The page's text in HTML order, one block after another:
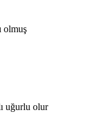
olmuş
uğurlu olur